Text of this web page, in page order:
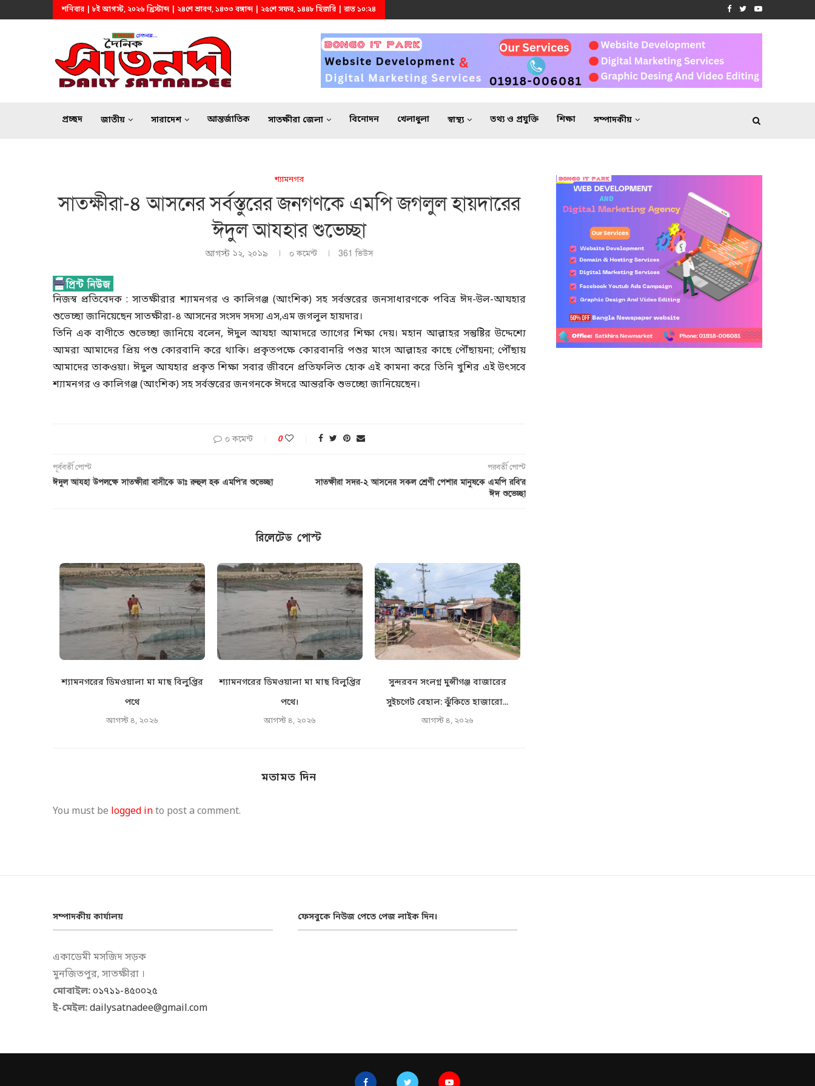
শনিবার | ৮ই আগস্ট, ২০২৬ খ্রিস্টাব্দ | ২৪শে শ্রাবণ, ১৪৩৩ বঙ্গাব্দ | ২৫শে সফর, ১৪৪৮ হিজরি | রাত ১০:২৪
প্রচ্ছদ জাতীয় সারাদেশ আন্তর্জাতিক সাতক্ষীরা জেলা বিনোদন খেলাধুলা স্বাস্থ্য তথ্য ও প্রযুক্তি শিক্ষা সম্পাদকীয়
শ্যামনগর
সাতক্ষীরা-৪ আসনের সর্বস্তুরের জনগণকে এমপি জগলুল হায়দারের
ঈদুল আযহার শুভেচ্ছা
আগস্ট ১২, ২০১৯ ০ কমেন্ট 361 ভিউস
নিজস্ব প্রতিবেদক : সাতক্ষীরার শ্যামনগর ও কালিগঞ্জ (আংশিক) সহ সর্বস্তরের জনসাধারণকে পবিত্র ঈদ-উল-আযহার
শুভেচ্ছা জানিয়েছেন সাতক্ষীরা-৪ আসনের সংসদ সদস্য এস,এম জগলুল হায়দার।
তিনি এক বাণীতে শুভেচ্ছা জানিয়ে বলেন, ঈদুল আযহা আমাদরে ত্যাগের শিক্ষা দেয়। মহান আল্লাহর সন্তুষ্টির উদ্দেশ্যে
আমরা আমাদের প্রিয় পশু কোরবানি করে থাকি। প্রকৃতপক্ষে কোরবানরি পশুর মাংস আল্লাহর কাছে পৌঁছায়না; পৌঁছায়
আমাদের তাকওয়া। ঈদুল আযহার প্রকৃত শিক্ষা সবার জীবনে প্রতিফলিত হোক এই কামনা করে তিনি খুশির এই উৎসবে
শ্যামনগর ও কালিগঞ্জ (আংশিক) সহ সর্বস্তরের জনগনকে ঈদরে আন্তরকি শুভচ্ছো জানিয়েছেন।
০ কমেন্ট 0
পূর্ববর্তী পোস্ট
ঈদুল আযহা উপলক্ষে সাতক্ষীরা বাসীকে ডাঃ রুহুল হক এমপি’র শুভেচ্ছা
পরবর্তী পোস্ট
সাতক্ষীরা সদর-২ আসনের সকল শ্রেণী পেশার মানুষকে এমপি রবি’র
ঈদ শুভেচ্ছা
রিলেটেড পোস্ট
শ্যামনগরের ডিমওয়ালা মা মাছ বিলুপ্তির
পথে
আগস্ট ৪, ২০২৬
শ্যামনগরের ডিমওয়ালা মা মাছ বিলুপ্তির
পথে।
আগস্ট ৪, ২০২৬
সুন্দরবন সংলগ্ন মুন্সীগঞ্জ বাজারের
সুইচগেট বেহাল: ঝুঁকিতে হাজারো...
আগস্ট ৪, ২০২৬
মতামত দিন
You must be logged into post a comment.
সম্পাদকীয় কার্যালয়
একাডেমী মসজিদ সড়ক
মুনজিতপুর, সাতক্ষীরা ।
মোবাইল:০১৭১১-৪৫০০২৫
ই-মেইল:dailysatnadee@gmail.com
ফেসবুকে নিউজ পেতে পেজ লাইক দিন।